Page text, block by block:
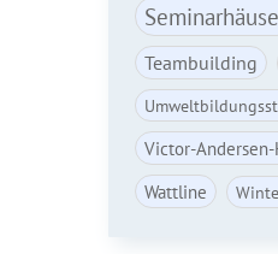
Teambuilding
Victor-Andersen-
Wattline